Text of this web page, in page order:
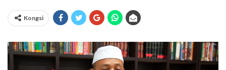
Kongsi